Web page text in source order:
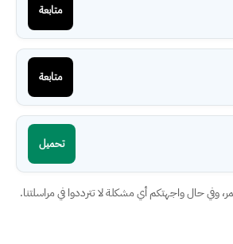
متابعة
متابعة
تحميل
وفي حال واجهتكم أي مشكلة لا تترددوا في مراسلتنا.